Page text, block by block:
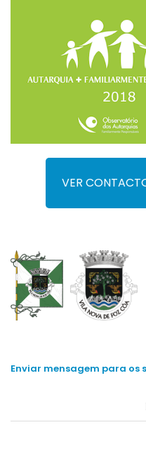
VER
Enviar mensagem para os